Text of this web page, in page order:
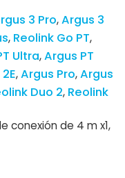
3 Pro Argus 3
Reolink Go PT
Ultra Argus PT
Argus Pro Argus
Duo 2 Reolink
conexión de 4 m x1,